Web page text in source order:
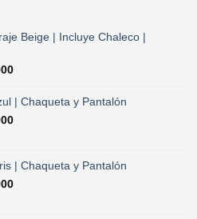
Beige | Incluye Chaleco |
El
actual
es:
| Chaqueta y Pantalón
El
es:
| Chaqueta y Pantalón
El